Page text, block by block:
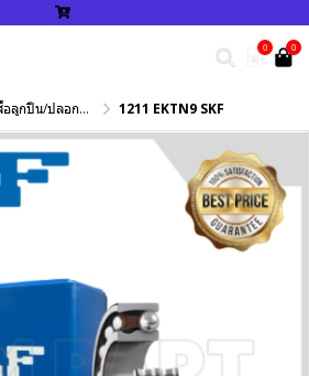
0 0
ลา/แหวนกำหนด/เพลาฮาร์ดโครม 1211 EKTN9 SKF